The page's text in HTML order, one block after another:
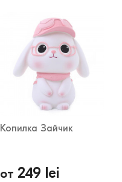
Копилка Зайчик
от 249 lei